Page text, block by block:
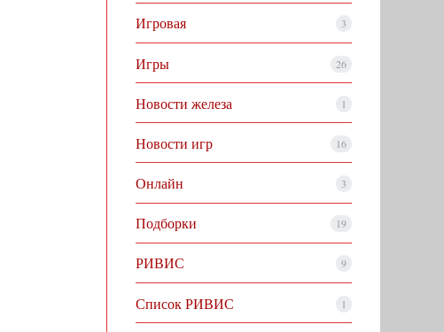
Игровая 3
Игры 26
Новости железа 1
Новости игр 16
Онлайн 3
Подборки 19
РИВИС 9
Список РИВИС 1